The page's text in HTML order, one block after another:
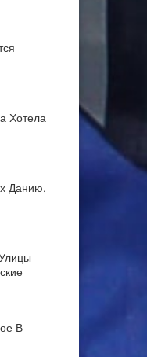
Хотела
Данию,
В